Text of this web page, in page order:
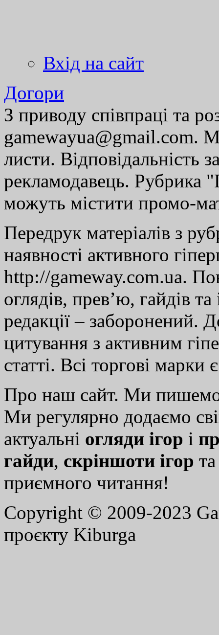
Вхід на сайт
Догори
З приводу співпраці та
gamewayua@gmail.com.
листи. Відповідальність
рекламодавець. Рубрика
можуть містити промо-
Передрук матеріалів з
наявності активного
http://gameway.com.ua.
оглядів, прев’ю, гайдів
редакції – заборонений.
цитування з активним
статті. Всі торгові марки
Про наш сайт. Ми
Ми регулярно додаємо
актуальні огляди ігор і
гайди, скріншоти ігор
приємного читання!
Copyright © 2009-2023
проєкту Kiburga